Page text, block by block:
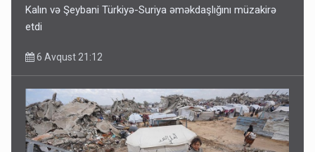
Kalın və Şeybani Türkiyə-Suriya əməkdaşlığını müzakirə
etdi
6 Avqust 21:12